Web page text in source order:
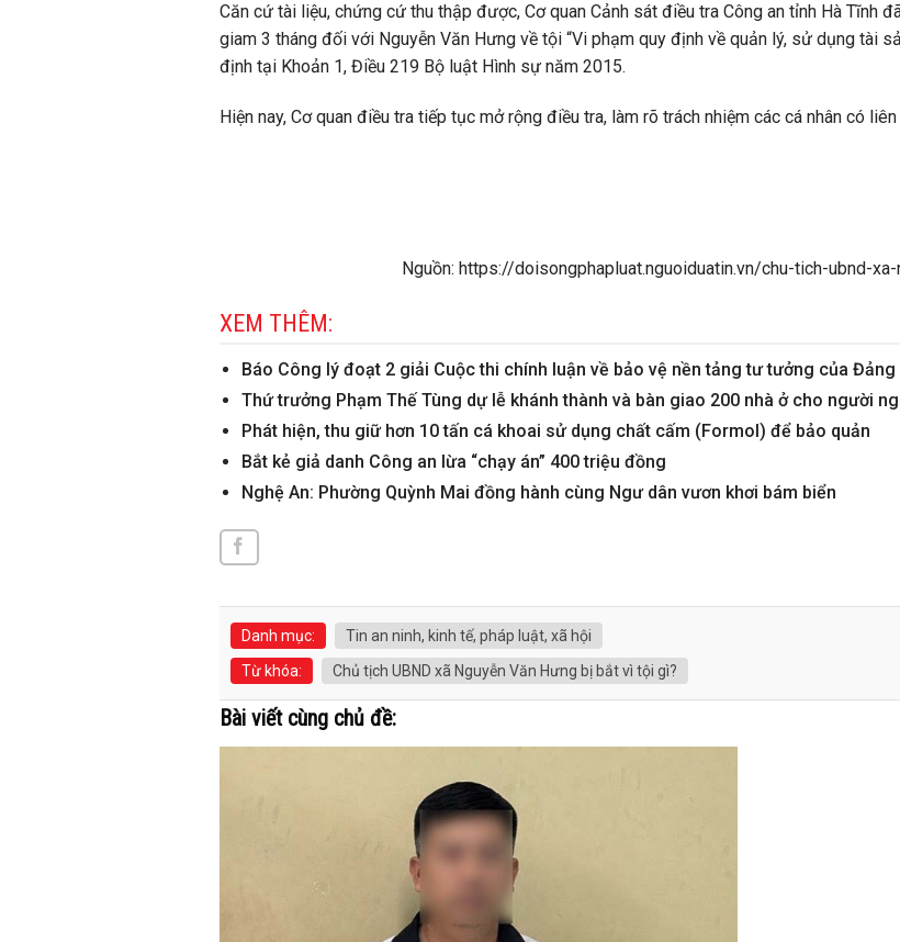
Căn cứ tài liệu, chứng cứ thu thập được, Cơ quan Cảnh sát điều tra Công an tỉnh Hà Tĩnh
giam 3 tháng đối với Nguyễn Văn Hưng về tội “Vi phạm quy định về quản lý, sử dụng tài
định tại Khoản 1, Điều 219 Bộ luật Hình sự năm 2015.
Hiện nay, Cơ quan điều tra tiếp tục mở rộng điều tra, làm rõ trách nhiệm các cá nhân có
Nguồn: https://doisongphapluat.nguoiduatin.vn/chu-tich-ubnd-
XEM THÊM:
Báo Công lý đoạt 2 giải Cuộc thi chính luận về bảo vệ nền tảng tư tưởng của Đảng
Thứ trưởng Phạm Thế Tùng dự lễ khánh thành và bàn giao 200 nhà ở cho người
Phát hiện, thu giữ hơn 10 tấn cá khoai sử dụng chất cấm (Formol) để bảo quản
Bắt kẻ giả danh Công an lừa “chạy án” 400 triệu đồng
Nghệ An: Phường Quỳnh Mai đồng hành cùng Ngư dân vươn khơi bám biển
Danh mục:
Tin an ninh, kinh tế, pháp luật, xã hội
Từ khóa:
Chủ tịch UBND xã Nguyễn Văn Hưng bị bắt vì tội gì?
Bài viết cùng chủ đề: